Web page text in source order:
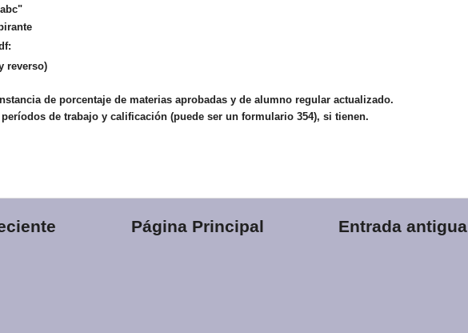
reverso)
de porcentaje de materias aprobadas y de alumno regular actualizado.
de trabajo y calificación (puede ser un formulario 354), si tienen.
Entrada antigua
Página Principal